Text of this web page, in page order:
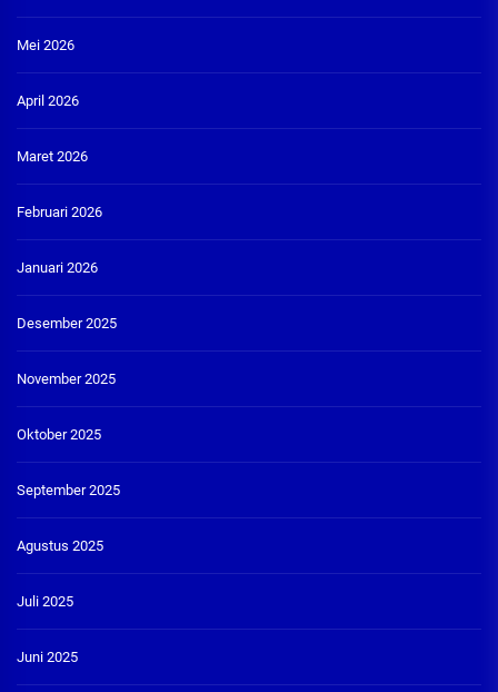
Mei 2026
April 2026
Maret 2026
Februari 2026
Januari 2026
Desember 2025
November 2025
Oktober 2025
September 2025
Agustus 2025
Juli 2025
Juni 2025